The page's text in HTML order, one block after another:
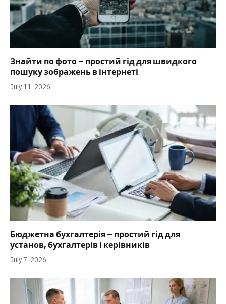
Знайти по фото – простий гід для швидкого
пошуку зображень в інтернеті
July 11, 2026
Бюджетна бухгалтерія – простий гід для
установ, бухгалтерів і керівників
July 7, 2026